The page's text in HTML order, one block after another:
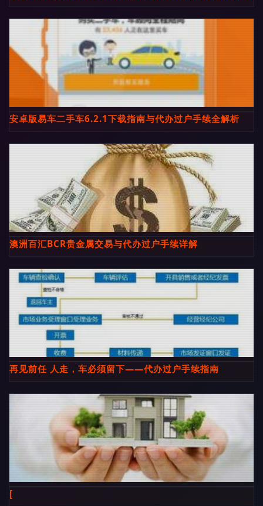
安卓版易车二手车6.2.1下载指南与代办过户手续全解析
澳洲百汇BCR贵金属交易与代办过户手续详解
再见前任 人走，车必须留下——代办过户手续指南
[